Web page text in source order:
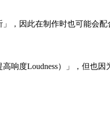
，因此在制作时也可能会配
响度Loudness）」，但也